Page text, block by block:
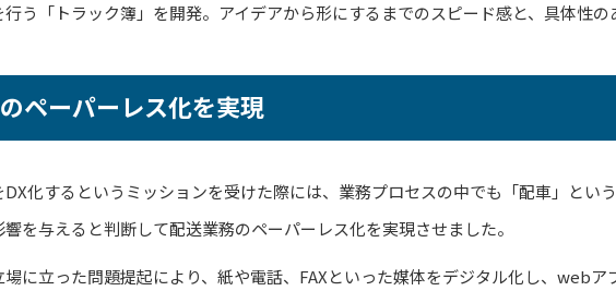
う「トラック簿」を開発。アイデアから形にするまでのスピード感と、具体性の
ペーパーレス化を実現
DX化するというミッションを受けた際には、業務プロセスの中でも「配車」とい
を与えると判断して配送業務のペーパーレス化を実現させました。
に立った問題提起により、紙や電話、FAXといった媒体をデジタル化し、web